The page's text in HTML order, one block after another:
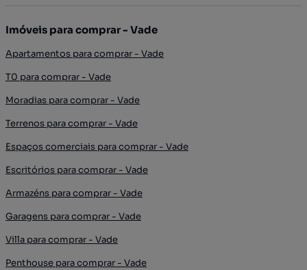
Imóveis para comprar - Vade
Apartamentos para comprar - Vade
T0 para comprar - Vade
Moradias para comprar - Vade
Terrenos para comprar - Vade
Espaços comerciais para comprar - Vade
Escritórios para comprar - Vade
Armazéns para comprar - Vade
Garagens para comprar - Vade
Villa para comprar - Vade
Penthouse para comprar - Vade